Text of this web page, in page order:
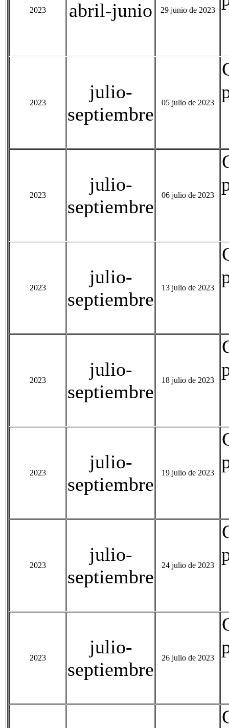
2023 abril-junio 29 junio de 2023
2023
julio-
septiembre
05 julio de 2023
2023
julio-
septiembre
06 julio de 2023
2023
julio-
septiembre
13 julio de 2023
2023
julio-
septiembre
18 julio de 2023
2023
julio-
septiembre
19 julio de 2023
2023
julio-
septiembre
24 julio de 2023
2023
julio-
septiembre
26 julio de 2023